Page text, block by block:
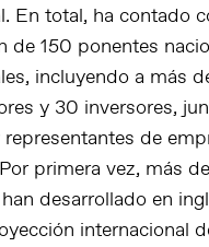
En total, ha contado
de 150 ponentes
incluyendo a más
y 30 inversores,
de
primera vez, más
desarrollado en
internacional